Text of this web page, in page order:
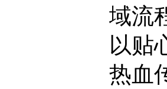
域流
以贴
热血